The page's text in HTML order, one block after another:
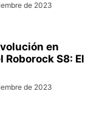
de 2023
en
Roborock S8: El
de 2023